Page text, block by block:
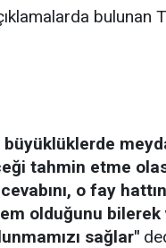
bulunan
büyüklüklerde
tahmin etme
o fay
olduğunu
sağlar"